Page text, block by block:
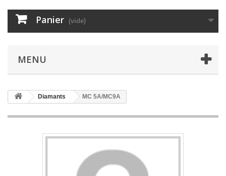
Panier (vide)
MENU
Diamants MC 5A/MC9A